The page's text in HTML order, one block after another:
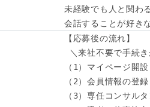
未経験でも人と関わ
会話することが好き
【応募後の流れ】
＼来社不要で手続き
（1）マイページ開設
（2）会員情報の登録
（3）専任コンサル